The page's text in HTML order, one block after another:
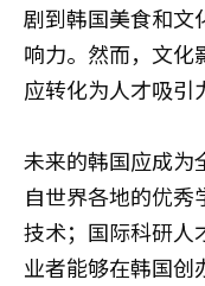
剧到韩国美食和文
响力。然而，文化
应转化为人才吸引
未来的韩国应成为
自世界各地的优秀
技术；国际科研人
业者能够在韩国创